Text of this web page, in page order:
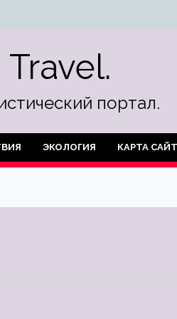
Travel.
портал.
ЭКОЛОГИЯ КАРТА